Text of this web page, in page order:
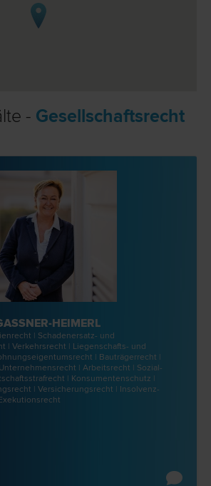
- Gesellschaftsrecht
HEIMERL
| Schadenersatz- und
| Verkehrs­recht | Liegenschafts- und
| Bauträger­recht |
| Arbeits­recht | Sozial­
| Konsumentenschutz |
| Versicherungs­recht | Insolvenz­